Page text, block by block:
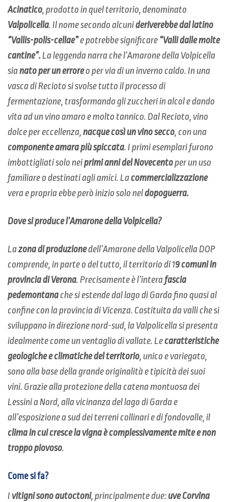
Acinatico, prodotto in quel territorio, denominato
Valpolicella. Il nome secondo alcunideriverebbe dal latino
“Vallis-polis-cellae”e potrebbe significare “Valli dalle molte
cantine”. La leggenda narra che l’Amarone della Volpicella
sianato per un erroreo per via di un inverno caldo. In una
vasca di Recioto si svolse tutto il processo di
fermentazione, trasformando gli zuccheri in alcol e dando
vita ad un vino amaro e molto tannico. Dal Recioto, vino
dolce per eccellenza, nacque così un vino secco, con una
componente amara più spiccata. I primi esemplari furono
imbottigliati solo neiprimi anni del Novecentoper un uso
familiare o destinati agli amici. Lacommercializzazione
vera e propria ebbe però inizio solo neldopoguerra.
Dove si produce l’Amarone della Volpicella?
Lazona di produzionedell’Amarone della Valpolicella DOP
comprende, in parte o del tutto, il territorio di 19 comuni in
provincia di Verona. Precisamente è l’intera fascia
pedemontanache si estende dal lago di Garda fino quasi al
confine con la provincia di Vicenza. Costituita da valli che si
sviluppano in direzione nord-sud, la Valpolicella si presenta
idealmente come un ventaglio di vallate. Lecaratteristiche
geologiche e climatiche del territorio, unico e variegato,
sono alla base della grande originalità e tipicità dei suoi
vini. Grazie alla protezione della catena montuosa dei
Lessini a Nord, alla vicinanza del lago di Garda e
all’esposizione a sud dei terreni collinari e di fondovalle, il
clima in cui cresce la vigna è complessivamente mite e non
troppo piovoso.
Come si fa?
I vitigni sono autoctoni, principalmente due: uve Corvina